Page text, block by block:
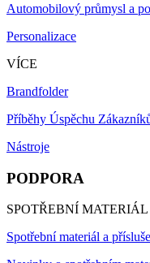
Automobilový průmysl a
Personalizace
VÍCE
Brandfolder
Příběhy Úspěchu
Nástroje
PODPORA
SPOTŘEBNÍ
Spotřební materiál a